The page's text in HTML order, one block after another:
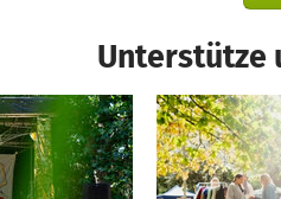
Unterstütze